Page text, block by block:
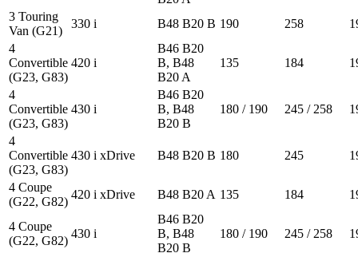
3 Touring
Van (G21)
330 i B48 B20 B 190 258
4
Convertible
(G23, G83)
420 i
B46 B20
B, B48
B20 A
135 184
4
Convertible
(G23, G83)
430 i
B46 B20
B, B48
B20 B
180 / 190 245 / 258
4
Convertible
(G23, G83)
430 i xDrive B48 B20 B 180 245
4 Coupe
(G22, G82)
420 i xDrive B48 B20 A 135 184
4 Coupe
(G22, G82)
430 i
B46 B20
B, B48
B20 B
180 / 190 245 / 258